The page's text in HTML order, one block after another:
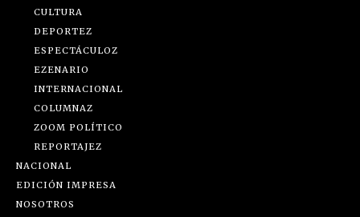
CULTURA
DEPORTEZ
ESPECTÁCULOZ
EZENARIO
INTERNACIONAL
COLUMNAZ
ZOOM POLÍTICO
REPORTAJEZ
NACIONAL
EDICIÓN IMPRESA
NOSOTROS